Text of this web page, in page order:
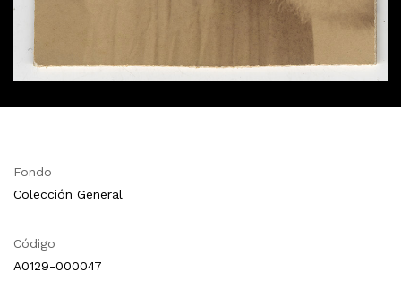
Fondo
Colección General
Código
A0129-000047